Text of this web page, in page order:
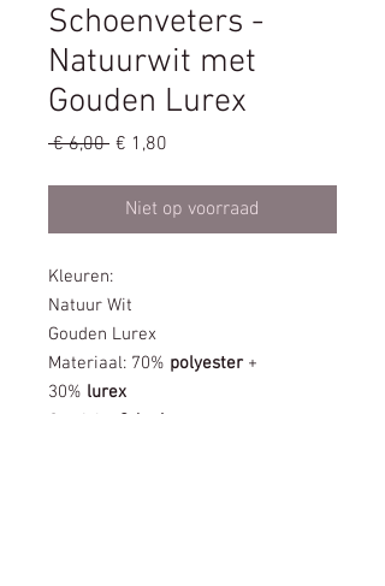
Schoenveters -
Natuurwit met
Gouden Lurex
€ 6,00 Normale
€ 1,80
Niet op voorraad
Kleuren:
Natuur Wit
Gouden Lurex
Materiaal: 70% polyester +
30% lurex
Gewicht:
2,6 g/m